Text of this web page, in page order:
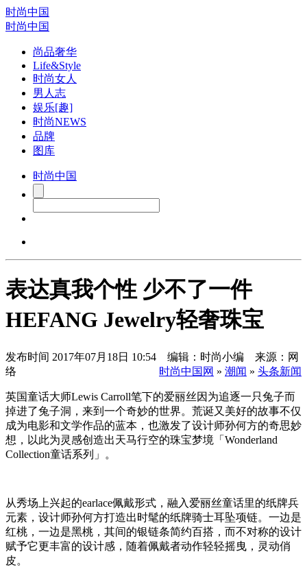
时尚中国
时尚中国
尚品奢华
Life&Style
时尚女人
男人志
娱乐[趣]
时尚NEWS
品牌
图库
时尚中国
表达真我个性 少不了一件
HEFANG Jewelry轻奢珠宝
发布时间 2017年07月18日 10:54 编辑：时尚小编 来源：网
络
时尚中国网 » 潮闻 » 头条新闻
英国童话大师Lewis Carroll笔下的爱丽丝因为追逐一只兔子而
掉进了兔子洞，来到一个奇妙的世界。荒诞又美好的故事不仅
成为电影和文学作品的蓝本，也激发了设计师孙何方的奇思妙
想，以此为灵感创造出天马行空的珠宝梦境「Wonderland
Collection童话系列」。
从秀场上兴起的earlace佩戴形式，融入爱丽丝童话里的纸牌兵
元素，设计师孙何方打造出时髦的纸牌骑士耳坠项链。一边是
红桃，一边是黑桃，其间的银链条简约百搭，而不对称的设计
赋予它更丰富的设计感，随着佩戴者动作轻轻摇曳，灵动俏
皮。